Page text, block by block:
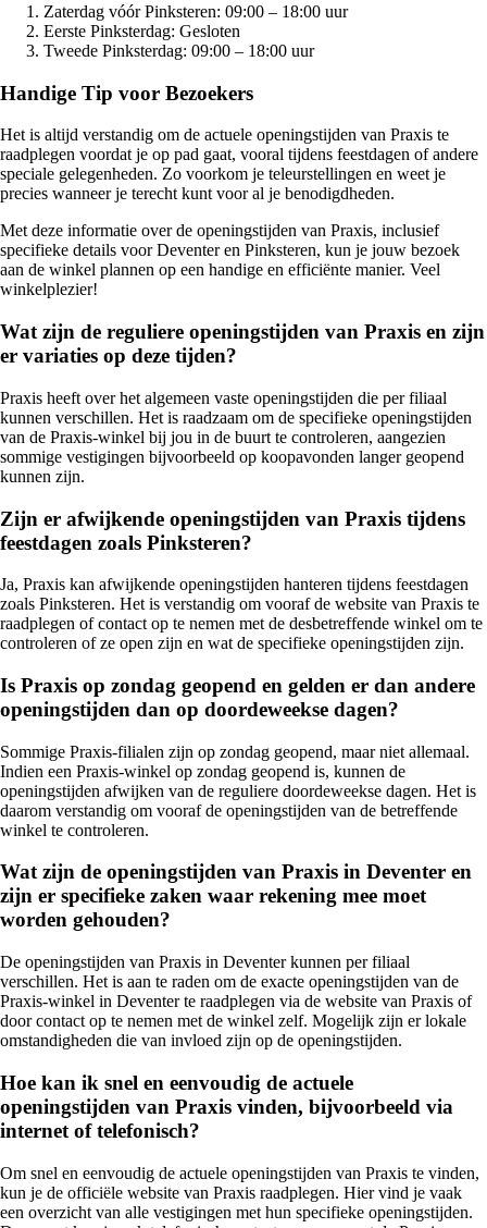
Zaterdag vóór Pinksteren: 09:00 – 18:00 uur
Eerste Pinksterdag: Gesloten
Tweede Pinksterdag: 09:00 – 18:00 uur
Handige Tip voor Bezoekers
Het is altijd verstandig om de actuele openingstijden van Praxis te
raadplegen voordat je op pad gaat, vooral tijdens feestdagen of andere
speciale gelegenheden. Zo voorkom je teleurstellingen en weet je
precies wanneer je terecht kunt voor al je benodigdheden.
Met deze informatie over de openingstijden van Praxis, inclusief
specifieke details voor Deventer en Pinksteren, kun je jouw bezoek
aan de winkel plannen op een handige en efficiënte manier. Veel
winkelplezier!
Wat zijn de reguliere openingstijden van Praxis en zijn
er variaties op deze tijden?
Praxis heeft over het algemeen vaste openingstijden die per filiaal
kunnen verschillen. Het is raadzaam om de specifieke openingstijden
van de Praxis-winkel bij jou in de buurt te controleren, aangezien
sommige vestigingen bijvoorbeeld op koopavonden langer geopend
kunnen zijn.
Zijn er afwijkende openingstijden van Praxis tijdens
feestdagen zoals Pinksteren?
Ja, Praxis kan afwijkende openingstijden hanteren tijdens feestdagen
zoals Pinksteren. Het is verstandig om vooraf de website van Praxis te
raadplegen of contact op te nemen met de desbetreffende winkel om te
controleren of ze open zijn en wat de specifieke openingstijden zijn.
Is Praxis op zondag geopend en gelden er dan andere
openingstijden dan op doordeweekse dagen?
Sommige Praxis-filialen zijn op zondag geopend, maar niet allemaal.
Indien een Praxis-winkel op zondag geopend is, kunnen de
openingstijden afwijken van de reguliere doordeweekse dagen. Het is
daarom verstandig om vooraf de openingstijden van de betreffende
winkel te controleren.
Wat zijn de openingstijden van Praxis in Deventer en
zijn er specifieke zaken waar rekening mee moet
worden gehouden?
De openingstijden van Praxis in Deventer kunnen per filiaal
verschillen. Het is aan te raden om de exacte openingstijden van de
Praxis-winkel in Deventer te raadplegen via de website van Praxis of
door contact op te nemen met de winkel zelf. Mogelijk zijn er lokale
omstandigheden die van invloed zijn op de openingstijden.
Hoe kan ik snel en eenvoudig de actuele
openingstijden van Praxis vinden, bijvoorbeeld via
internet of telefonisch?
Om snel en eenvoudig de actuele openingstijden van Praxis te vinden,
kun je de officiële website van Praxis raadplegen. Hier vind je vaak
een overzicht van alle vestigingen met hun specifieke openingstijden.